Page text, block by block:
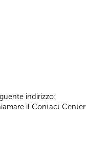
indirizzo:
il Contact Center